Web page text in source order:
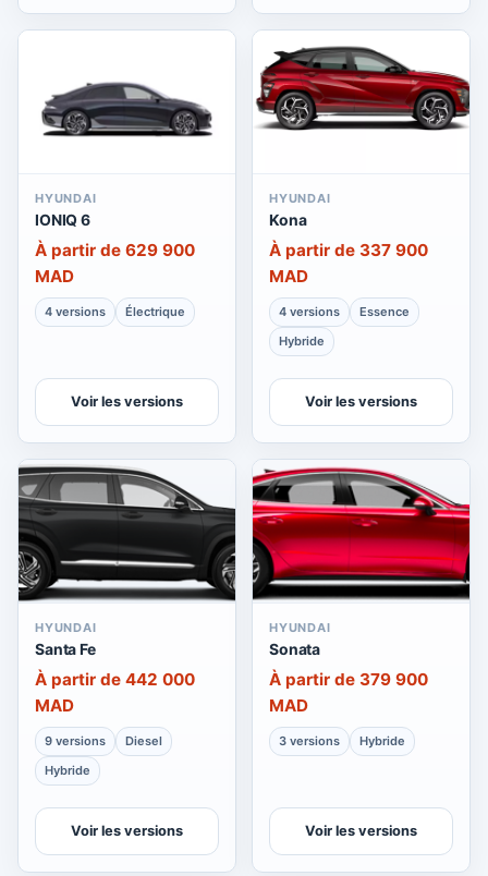
HYUNDAI
IONIQ 6
À partir de 629 900
MAD
4 versions Électrique
Voir les versions
HYUNDAI
Kona
À partir de 337 900
MAD
4 versions
Essence
Hybride
Voir les versions
HYUNDAI
Santa Fe
À partir de 442 000
MAD
9 versions
Diesel
Hybride
Voir les versions
HYUNDAI
Sonata
À partir de 379 900
MAD
3 versions Hybride
Voir les versions